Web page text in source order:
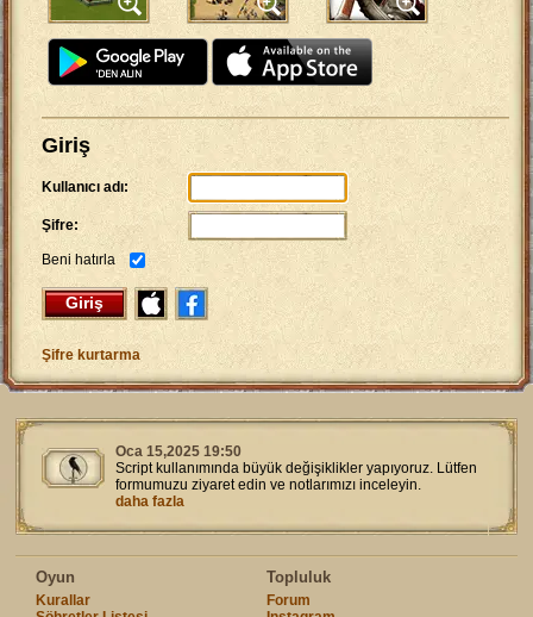
Giriş
Kullanıcı adı:
Şifre:
Beni hatırla
Giriş
Şifre kurtarma
Oca 15,2025 19:50
Script kullanımında büyük değişiklikler yapıyoruz. Lütfen
formumuzu ziyaret edin ve notlarımızı inceleyin.
daha fazla
Oyun
Kurallar
Topluluk
Forum